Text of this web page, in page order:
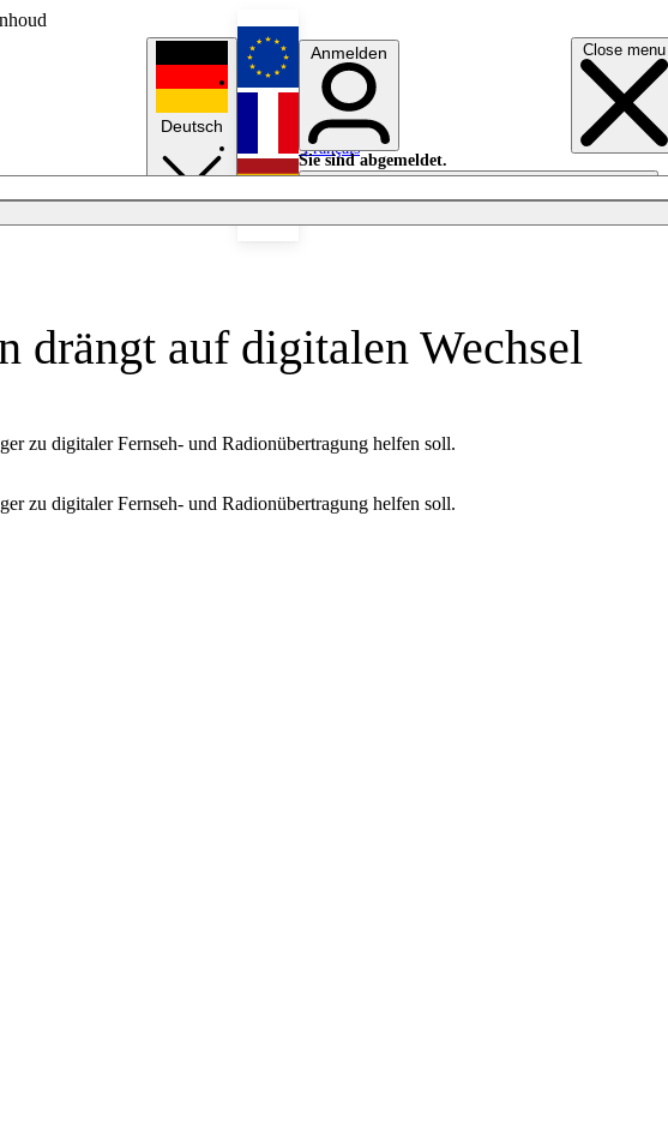
Close menu
Deutsch
English
Français
Anmelden
Sie sind abgemeldet.
Anmelden
Licht aus
drängt auf digitalen Wechsel
zu digitaler Fernseh- und Radionübertragung helfen soll.
zu digitaler Fernseh- und Radionübertragung helfen soll.